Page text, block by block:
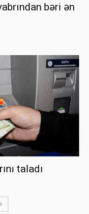
bəri ən
taladı